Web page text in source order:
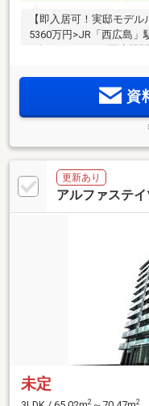
【即入居可！実邸モデ
5360万円>JR「西広島」
テム」を標準装備。充実
用施設が魅力の高層20階
資
更新あり
アルファステ
未定
2 2